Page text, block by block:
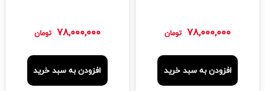
78,000,000 تومان
افزودن به سبد خرید
78,000,000 تومان
افزودن به سبد خرید